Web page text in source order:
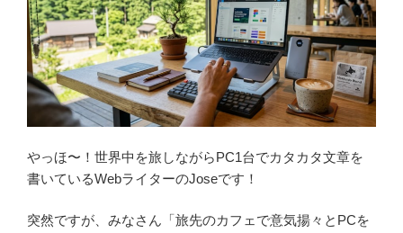
やっほ〜！世界中を旅しながらPC1台でカタカタ文章を
書いているWebライターのJoseです！
突然ですが、みなさん「旅先のカフェで意気揚々とPCを